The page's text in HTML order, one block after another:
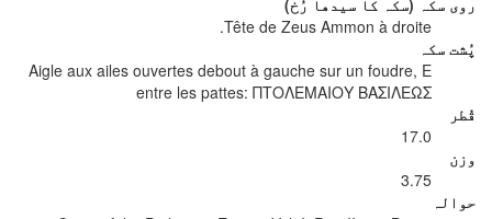
روی سکہ (سکہ کا سیدھا رُخ)
Tête de Zeus Ammon à droite.
پُشت سکہ
Aigle aux ailes ouvertes debout à gauche sur un foudre, E
entre les pattes: ΠΤΟΛΕΜΑΙΟΥ ΒΑΣΙΛΕΩΣ
قُطر
17.0
وزن
3.75
حوالہ